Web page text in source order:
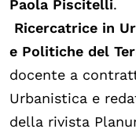
Paola Piscitelli.
Ricercatrice in
e Politiche del
docente a
Urbanistica e
della rivista